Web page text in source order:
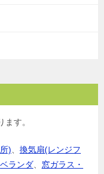
ます。
)、 換気扇(レンジフ
ベランダ、 窓ガラス・